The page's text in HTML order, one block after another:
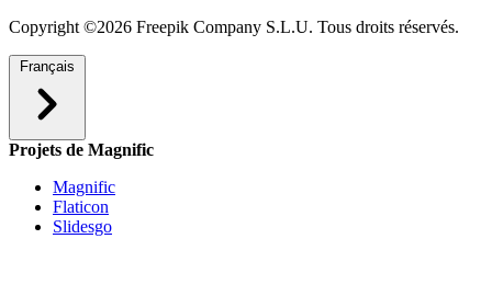
Copyright ©2026 Freepik Company S.L.U. Tous droits réservés.
Français
Projets de Magnific
Magnific
Flaticon
Slidesgo